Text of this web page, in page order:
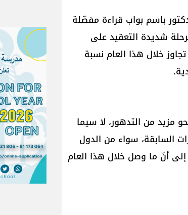
باسم بواب قراءة مفصّلة
شديدة التعقيد على
خلال هذا العام نسبة
مزيد من التدهور، لا سيما
السابقة، سواء من الدول
إلى أنّ ما وصل خلال هذا العام